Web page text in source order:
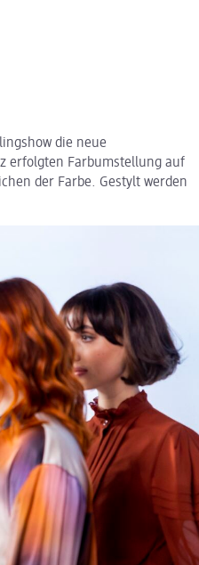
die neue
erfolgten Farbumstellung auf
der Farbe. Gestylt werden